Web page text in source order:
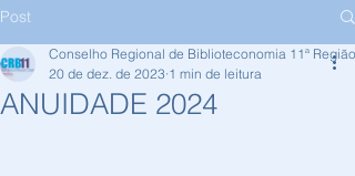
Post
ANUIDADE 2024
Conselho Regional de Biblioteconomia 11ª Região
20 de dez. de 2023 1 min de leitura